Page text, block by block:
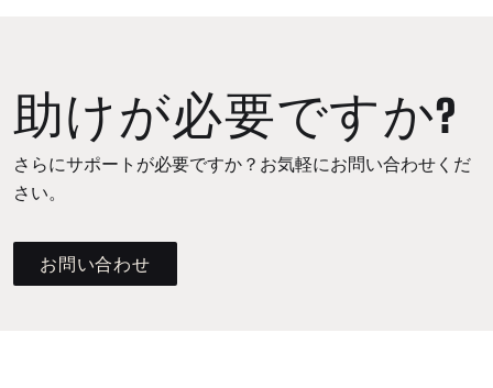
助けが必要ですか?
さらにサポートが必要ですか？お気軽にお問い合わせくだ
さい。
お問い合わせ